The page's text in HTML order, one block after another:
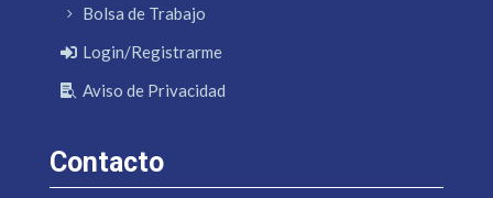
Bolsa de Trabajo
Login/Registrarme
Aviso de Privacidad
Contacto